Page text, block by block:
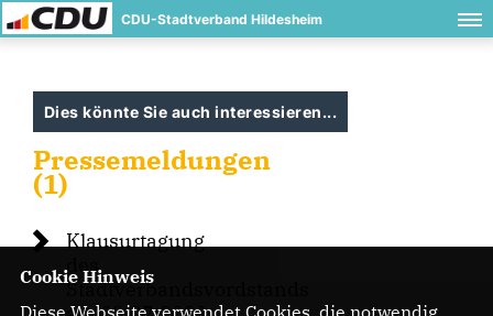
CDU-Stadtverband Hildesheim
Dies könnte Sie auch interessieren...
Pressemeldungen
(1)
Klausurtagung
des
Stadtverbandsvordstands
Cookie Hinweis
Diese Webseite verwendet Cookies, die notwendig